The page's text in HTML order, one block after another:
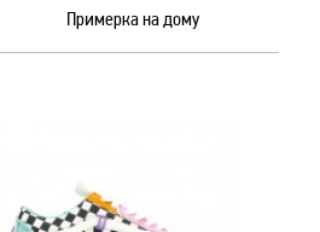
Примерка на дому